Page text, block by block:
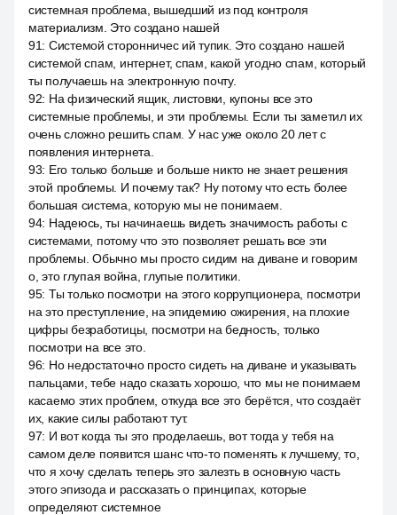
системная проблема, вышедший из под контроля
материализм. Это создано нашей
91: Системой сторонничес ий тупик. Это создано нашей
системой спам, интернет, спам, какой угодно спам, который
ты получаешь на электронную почту.
92: На физический ящик, листовки, купоны все это
системные проблемы, и эти проблемы. Если ты заметил их
очень сложно решить спам. У нас уже около 20 лет с
появления интернета.
93: Его только больше и больше никто не знает решения
этой проблемы. И почему так? Ну потому что есть более
большая система, которую мы не понимаем.
94: Надеюсь, ты начинаешь видеть значимость работы с
системами, потому что это позволяет решать все эти
проблемы. Обычно мы просто сидим на диване и говорим
о, это глупая война, глупые политики.
95: Ты только посмотри на этого коррупционера, посмотри
на это преступление, на эпидемию ожирения, на плохие
цифры безработицы, посмотри на бедность, только
посмотри на все это.
96: Но недостаточно просто сидеть на диване и указывать
пальцами, тебе надо сказать хорошо, что мы не понимаем
касаемо этих проблем, откуда все это берётся, что создаёт
их, какие силы работают тут.
97: И вот когда ты это проделаешь, вот тогда у тебя на
самом деле появится шанс что-то поменять к лучшему, то,
что я хочу сделать теперь это залезть в основную часть
этого эпизода и рассказать о принципах, которые
определяют системное